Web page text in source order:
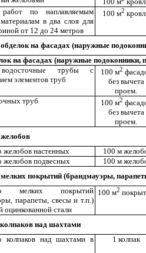
работ по наплавляемым
в два слоя для
от 12 до 24 метров
100 м2
на фасадах (наружные
на фасадах (наружные подоконники,
трубы с
элементов труб
100 м2
без вычета
проем.
труб 100 м2
без вычета
проем.
желобов настенных
100 м
желобов подвесных
100 м
покрытий (брандмауэры,
мелких покрытий
парапеты, свесы и т.п.)
оцинкованной стали
100 м2
над шахтами
колпаков над шахтами в
1 колпак